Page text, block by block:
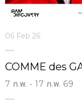
06 Feb 26
COMME des
7 ก.พ. - 17 ก.พ. 69